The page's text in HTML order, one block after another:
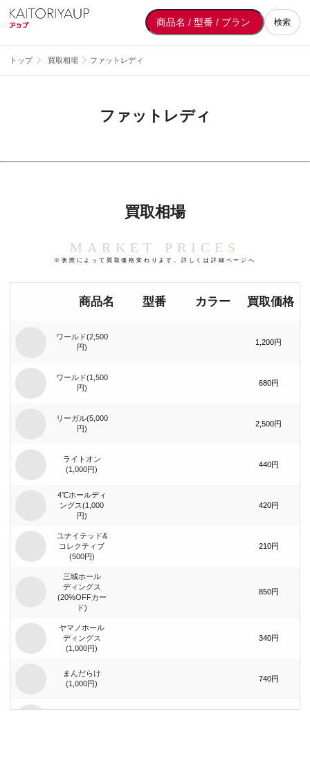
検索
トップ 買取相場 ファットレディ
ファットレディ
買取相場
MARKET PRICES
※状態によって買取価格変わります。詳しくは詳細ページへ
商品名 型番 カラー 買取価格
ワールド(2,500
円)
1,200円
ワールド(1,500
円)
680円
リーガル(5,000
円)
2,500円
ライトオン
(1,000円)
440円
4℃ホールディ
ングス(1,000
円)
420円
ユナイテッド&
コレクティブ
(500円)
210円
三城ホール
ディングス
(20%OFFカー
ド)
850円
ヤマノホール
ディングス
(1,000円)
340円
まんだらけ
(1,000円)
740円